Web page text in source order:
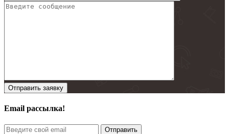
Отправить заявку
Email рассылка!
Отправить